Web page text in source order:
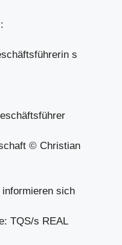
s
© Christian
sich
TQS/s REAL